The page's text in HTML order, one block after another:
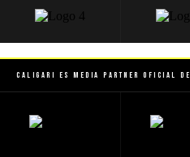
Caligari es Media Partner Oficial de